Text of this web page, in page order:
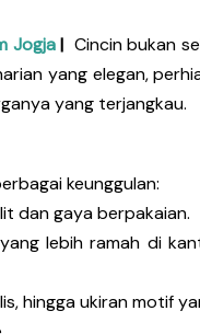
Jogja| Cincin bukan
yang elegan,
yang terjangkau.
keunggulan:
dan gaya berpakaian.
lebih ramah di
hingga ukiran motif